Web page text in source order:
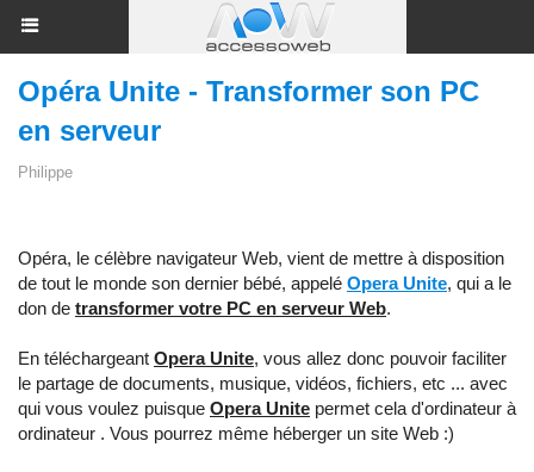
Opéra Unite - Transformer son PC
en serveur
Philippe
Opéra, le célèbre navigateur Web, vient de mettre à disposition
de tout le monde son dernier bébé, appelé Opera Unite, qui a le
don de transformer votre PC en serveur Web.
En téléchargeant Opera Unite, vous allez donc pouvoir faciliter
le partage de documents, musique, vidéos, fichiers, etc ... avec
qui vous voulez puisque Opera Unite permet cela d'ordinateur à
ordinateur . Vous pourrez même héberger un site Web :)